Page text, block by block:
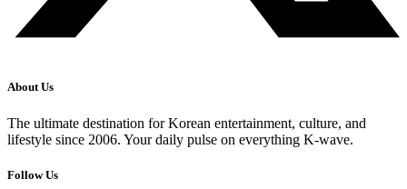
About Us
The ultimate destination for Korean entertainment, culture, and
lifestyle since 2006. Your daily pulse on everything K-wave.
Follow Us